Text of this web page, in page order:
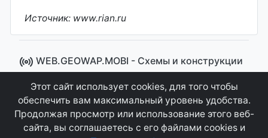
Источник: www.rian.ru
WEB.GEOWAP.MOBI - Cхемы и конструкции
© 2008 - 2021
Сайт управляется системой "MKateCMS" от Ray
Icemont.
Соглашение Конфиденциальность
Этот сайт использует cookies, для того чтобы
обеспечить вам максимальный уровень удобства.
Продолжая просмотр или использование этого веб-
сайта, вы соглашаетесь с его файлами cookies и